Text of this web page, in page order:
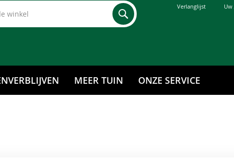
Verlanglijst Uw
MEER TUIN ONZE SERVICE